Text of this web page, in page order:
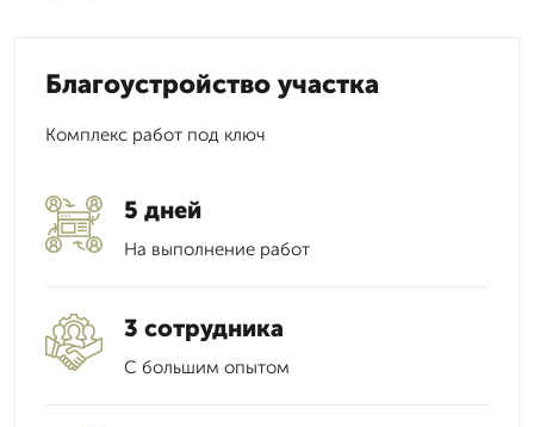
Благоустройство участка
Комплекс работ под ключ
5 дней
На выполнение работ
3 сотрудника
С большим опытом